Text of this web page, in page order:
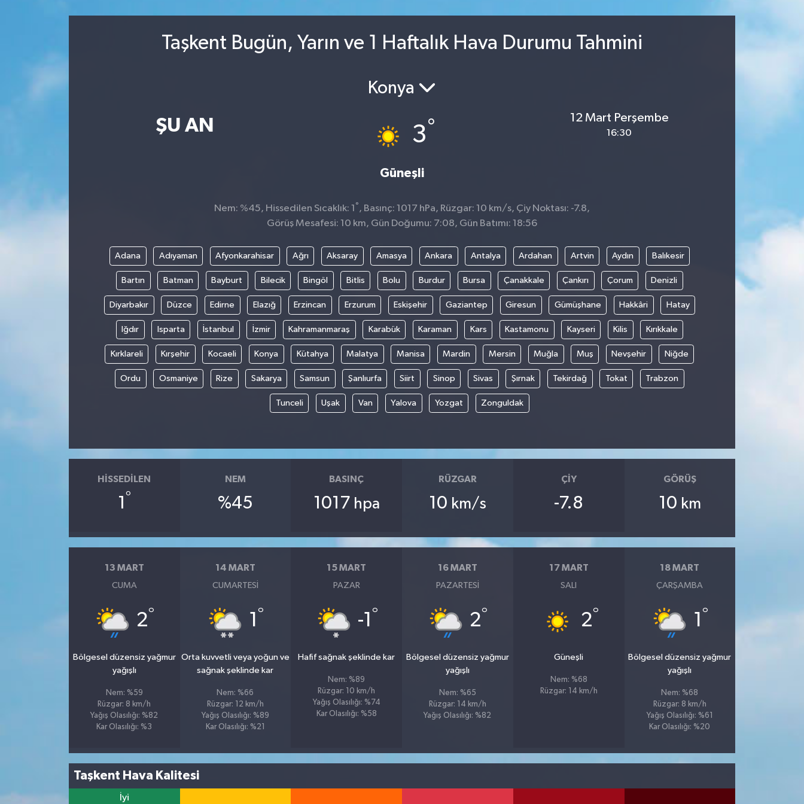
Taşkent Bugün, Yarın ve 1 Haftalık Hava Durumu Tahmini
ŞU AN
Konya
3°
Güneşli
12 Mart Perşembe
16:30
Nem: %45, Hissedilen Sıcaklık: 1 ° , Basınç: 1017 hPa, Rüzgar: 10 km/s, Çiy Noktası: -7.8,
Görüş Mesafesi: 10 km, Gün Doğumu: 7:08, Gün Batımı: 18:56
Adana Adıyaman Afyonkarahisar Ağrı Aksaray Amasya Ankara Antalya Ardahan Artvin Aydın Balıkesir
Bartın Batman Bayburt Bilecik Bingöl Bitlis Bolu Burdur Bursa Çanakkale Çankırı Çorum Denizli
Diyarbakır Düzce Edirne Elazığ Erzincan Erzurum Eskişehir Gaziantep Giresun Gümüşhane Hakkâri Hatay
Iğdır Isparta İstanbul İzmir Kahramanmaraş Karabük Karaman Kars Kastamonu Kayseri Kilis Kırıkkale
Kırklareli Kırşehir Kocaeli Konya Kütahya Malatya Manisa Mardin Mersin Muğla Muş Nevşehir Niğde
Ordu Osmaniye Rize Sakarya Samsun Şanlıurfa Siirt Sinop Sivas Şırnak Tekirdağ Tokat Trabzon
Tunceli Uşak Van Yalova Yozgat Zonguldak
HISSEDILEN
1 °
NEM
%45
BASINÇ
1017 hpa
RÜZGAR
10 km/s
ÇIY
-7.8
GÖRÜŞ
10 km
13 MART
CUMA
2°
Bölgesel düzensiz yağmur
yağışlı
Nem: %59
Rüzgar: 8 km/h
Yağış Olasılığı: %82
Kar Olasılığı: %3
14 MART
CUMARTESI
1 °
Orta kuvvetli veya yoğun ve
sağnak şeklinde kar
Nem: %66
Rüzgar: 12 km/h
Yağış Olasılığı: %89
Kar Olasılığı: %21
15 MART
PAZAR
-1 °
Hafif sağnak şeklinde kar
Nem: %89
Rüzgar: 10 km/h
Yağış Olasılığı: %74
Kar Olasılığı: %58
16 MART
PAZARTESI
2°
Bölgesel düzensiz yağmur
yağışlı
Nem: %65
Rüzgar: 14 km/h
Yağış Olasılığı: %82
17 MART
SALI
2°
Güneşli
Nem: %68
Rüzgar: 14 km/h
18 MART
ÇARŞAMBA
1 °
Bölgesel düzensiz yağmur
yağışlı
Nem: %68
Rüzgar: 8 km/h
Yağış Olasılığı: %61
Kar Olasılığı: %20
Taşkent Hava Kalitesi
İyi
Kültür & Sanat